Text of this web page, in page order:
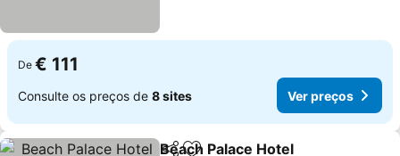
De € 111
Consulte os preços de 8 sites Ver preços
Beach Palace Hotel